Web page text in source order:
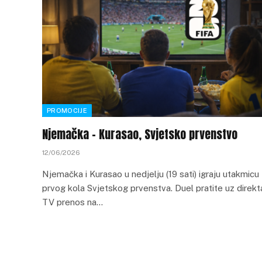
PROMOCIJE
Njemačka – Kurasao, Svjetsko prvenstvo
12/06/2026
Njemačka i Kurasao u nedjelju (19 sati) igraju utakmicu
prvog kola Svjetskog prvenstva. Duel pratite uz
TV prenos na…